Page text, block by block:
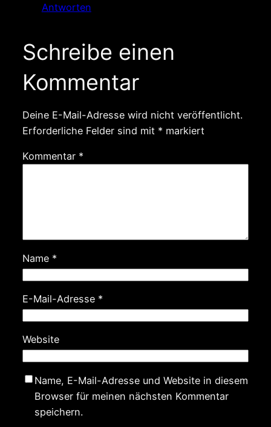
Antworten
Schreibe einen
Kommentar
Deine E-Mail-Adresse wird nicht veröffentlicht.
Erforderliche Felder sind mit * markiert
Kommentar *
Name *
E-Mail-Adresse *
Website
Name, E-Mail-Adresse und Website in diesem
Browser für meinen nächsten Kommentar
speichern.